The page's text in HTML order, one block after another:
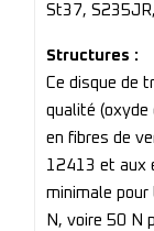
St37,
Structures :
Ce disque de
qualité (oxyde
en fibres de
12413 et aux
minimale pour
N, voire 50 N